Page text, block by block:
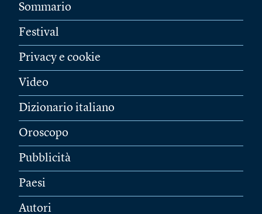
Sommario
Festival
Privacy e cookie
Video
Dizionario italiano
Oroscopo
Pubblicità
Paesi
Autori